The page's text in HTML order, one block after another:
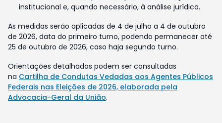
institucional e, quando necessário, à análise jurídica.
As medidas serão aplicadas de 4 de julho a 4 de outubro
de 2026, data do primeiro turno, podendo permanecer até
25 de outubro de 2026, caso haja segundo turno.
Orientações detalhadas podem ser consultadas
na Cartilha de Condutas Vedadas aos Agentes Públicos
Federais nas Eleições de 2026, elaborada pela
Advocacia-Geral da União.